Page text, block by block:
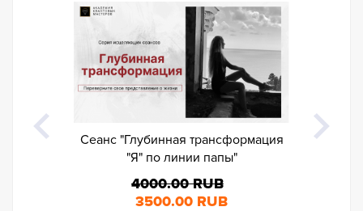
Сеанс "Глубинная трансформация
"Я" по линии папы"
4000.00 RUB
3500.00 RUB
Сеанс